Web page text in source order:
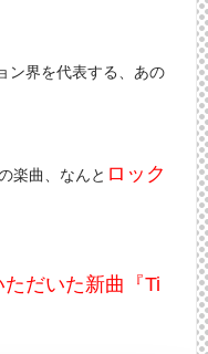
ン界を代表する、あの
楽曲、なんと ロック
だいた新曲『Ti